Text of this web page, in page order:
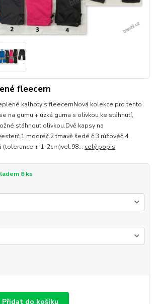
fleecem
kalhoty s fleecemNová kolekce pro tento
na gumu + úzká guma s olivkou ke stáhnutí,
stáhnout olivkou.Dvě kapsy na
modréč.2 tmavě šedé č.3 růžovéč.4
(tolerance +-1-2cm)vel.98... celý popis
8 ks
Přidat do košíku